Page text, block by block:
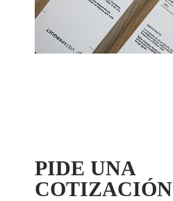
PIDE UNA
COTIZACIÓN